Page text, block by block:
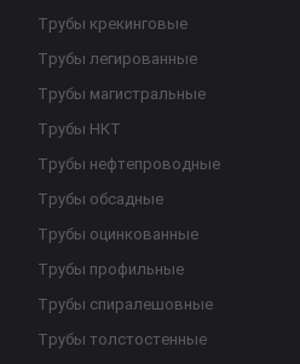
Трубы крекинговые
Трубы легированные
Трубы магистральные
Трубы НКТ
Трубы нефтепроводные
Трубы обсадные
Трубы оцинкованные
Трубы профильные
Трубы спиралешовные
Трубы толстостенные